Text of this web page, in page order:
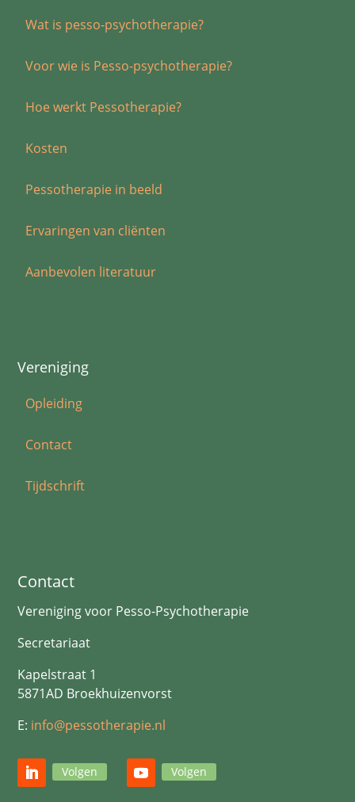
Wat is pesso-psychotherapie?
Voor wie is Pesso-psychotherapie?
Hoe werkt Pessotherapie?
Kosten
Pessotherapie in beeld
Ervaringen van cliënten
Aanbevolen literatuur
Vereniging
Opleiding
Contact
Tijdschrift
Contact
Vereniging voor Pesso-Psychotherapie
Secretariaat
Kapelstraat 1
5871AD Broekhuizenvorst
E: info@pessotherapie.nl
Volgen Volgen